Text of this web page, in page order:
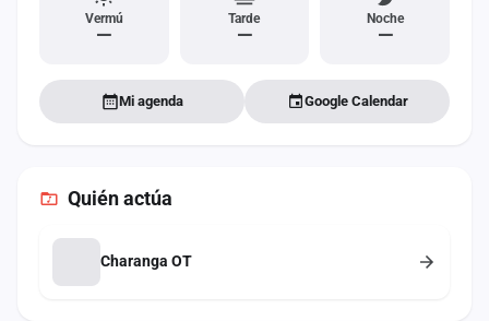
Vermú
—
Tarde
—
Noche
—
Mi agenda Google Calendar
Quién actúa
Charanga OT